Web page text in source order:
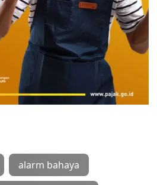
alarm bahaya